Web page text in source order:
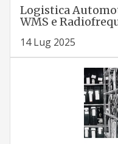
Logistica
WMS e
14 Lug 2025